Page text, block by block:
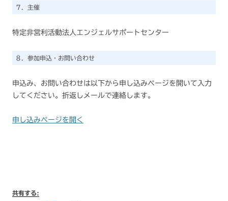
７．主催
特定非営利活動法人エンジェルサポートセンター
８．参加申込・お問い合わせ
申込み、お問い合わせは以下から申し込みページを開いて入力
してください。折返しメールで連絡します。
申し込みページを開く
共有する: